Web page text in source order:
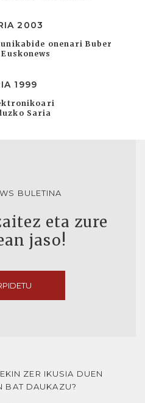
2003
onenari Buber
1999
Saria
BULETINA
eta zure
jaso!
ZER IKUSIA DUEN
BAT DAUKAZU?